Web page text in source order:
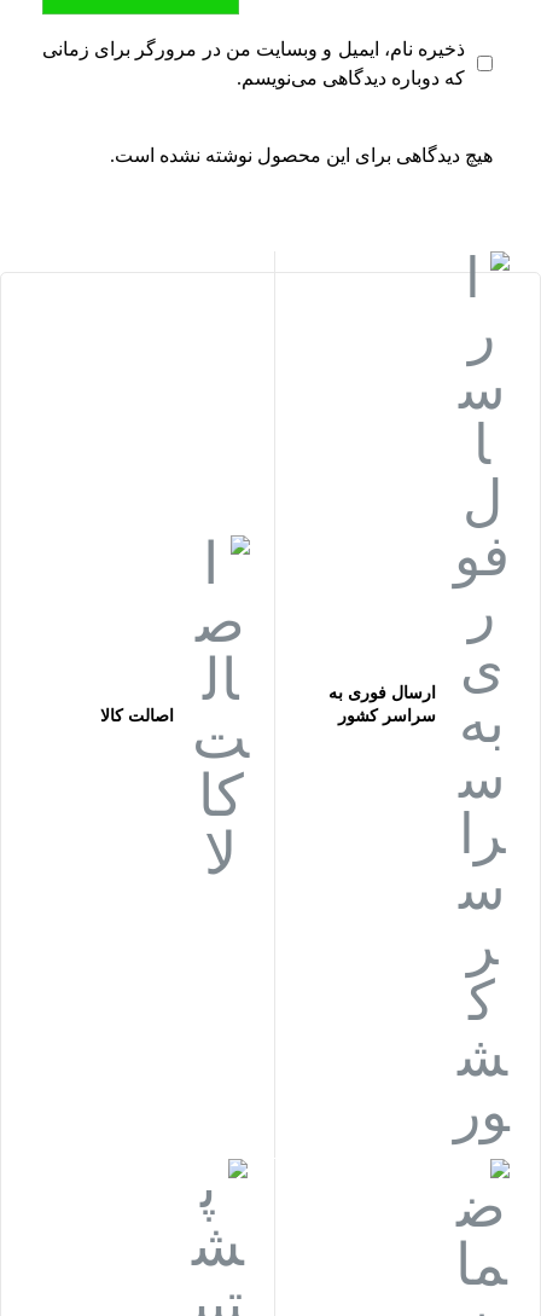
ذخیره نام، ایمیل و وبسایت من در مرورگر برای زمانی
که دوباره دیدگاهی می‌نویسم.
هیچ دیدگاهی برای این محصول نوشته نشده است.
ارسال فوری به
سراسر کشور
اصالت کالا